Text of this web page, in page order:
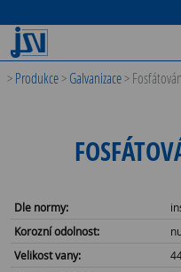
>Produkce>Galvanizace>
Dle normy:
Korozní odolnost:
Velikost vany: